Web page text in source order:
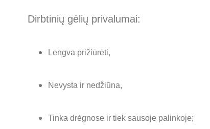
Dirbtinių gėlių privalumai:
Lengva prižiūrėti,
Nevysta ir nedžiūna,
Tinka drėgnose ir tiek sausoje palinkoje;